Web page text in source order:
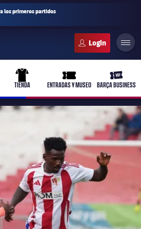
los primeros partidos
uniform
TIENDA
ticket-full
ENTRADAS Y MUSEO
ticket-
BARÇA BUSINESS